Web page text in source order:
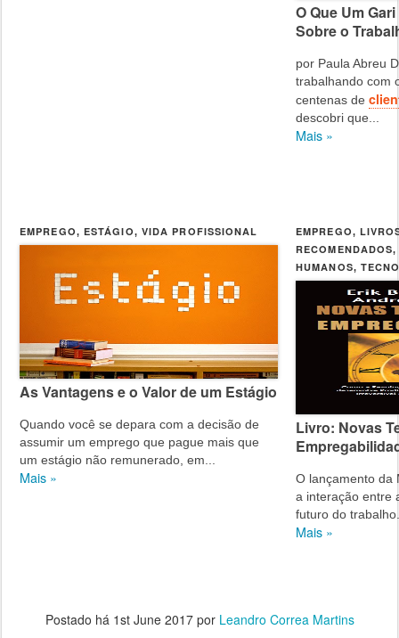
O Que Um
Sobre o
por Paula Abreu
trabalhando com
centenas de
descobri que...
Mais »
EMPREGO, ESTÁGIO, VIDA PROFISSIONAL
As Vantagens e o Valor de um Estágio
Quando você se depara com a decisão de
assumir um emprego que pague mais que
um estágio não remunerado, em...
Mais »
EMPREGO,
RECOMENDADOS
HUMANOS,
Livro: Novas
O lançamento da
a interação entre
futuro do
Mais »
Postado há 1st June 2017por Leandro Correa Martins